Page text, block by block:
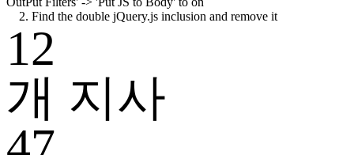
2. Find the double jQuery.js inclusion and remove it
12
개 지사